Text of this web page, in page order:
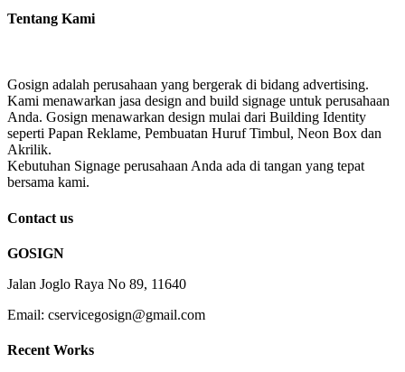
Tentang Kami
Gosign adalah perusahaan yang bergerak di bidang advertising.
Kami menawarkan jasa design and build signage untuk perusahaan
Anda. Gosign menawarkan design mulai dari Building Identity
seperti Papan Reklame, Pembuatan Huruf Timbul, Neon Box dan
Akrilik.
Kebutuhan Signage perusahaan Anda ada di tangan yang tepat
bersama kami.
Contact us
GOSIGN
Jalan Joglo Raya No 89, 11640
Email: cservicegosign@gmail.com
Recent Works